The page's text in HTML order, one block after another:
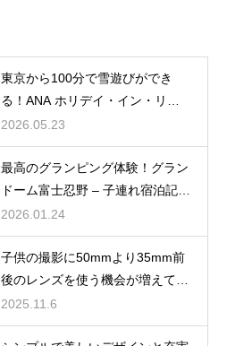
東京から100分で雪遊びができ
る！ANA ホリデイ・イン・リゾ
ート軽井沢 – 子連れ宿泊記（202
6年2月）
2026.05.23
最高のグランピング体験！グラン
ドーム富士忍野 – 子連れ宿泊記
（2025年11月）
2026.01.24
子供の撮影に50mmより35mm前
後のレンズを使う機会が増えてき
た
2025.11.6